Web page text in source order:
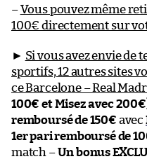
–Vous pouvez même
100€ directement sur
► Si vous avez envie de
sportifs, 12 autres sites
ce Barcelone – Real
100€ et Misez avec
remboursé de 150€ avec
1er pari remboursé de
match –Un bonus